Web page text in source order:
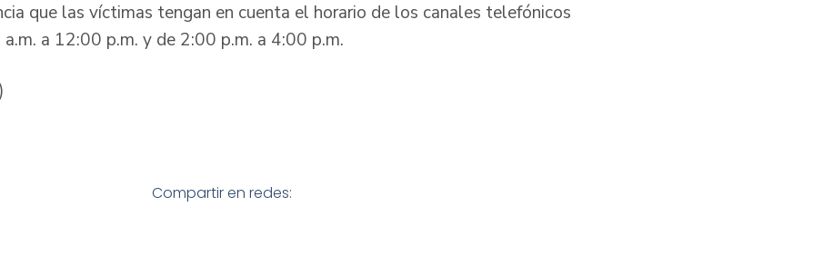
que las víctimas tengan en cuenta el horario de los canales telefónicos
a 12:00 p.m. y de 2:00 p.m. a 4:00 p.m.
Compartir en redes: